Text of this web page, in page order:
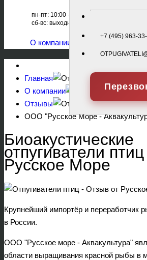
пн-пт: 10:00 - 18:00
сб-вс: выходной
+7 (495) 963-
О компании
Главная
О компании
Отзывы
ООО "Русское Море -
Биоакустические
отпугиватели
Русское Море
Крупнейший импортёр и переработчик
в России.
ООО "Русское море - Аквакультура"
области выращивания красной рыбы в